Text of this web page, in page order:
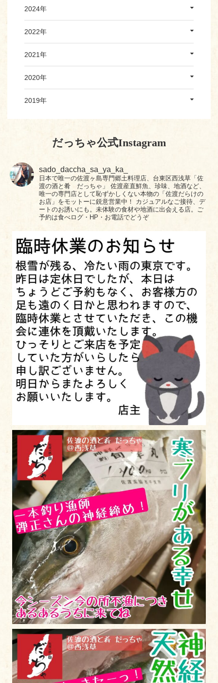
2024年
2022年
2021年
2020年
2019年
だっちゃ公式Instagram
sado_daccha_sa_ya_ka_
日本で唯一の佐渡ヶ島専門郷土料理店、台東区西浅草「佐
渡の酒と肴 だっちゃ」
佐渡産直鮮魚、珍味、地酒など、
唯一の専門店として恥ずかしくない本物の「佐渡だらけの
お店」をモットーに鋭意営業中！
カジュアルなご接待、デ
ートのお誘いにも。未体験の食材や地酒に出会える店。ご
予約は食べログ・HP・お電話でどうぞ